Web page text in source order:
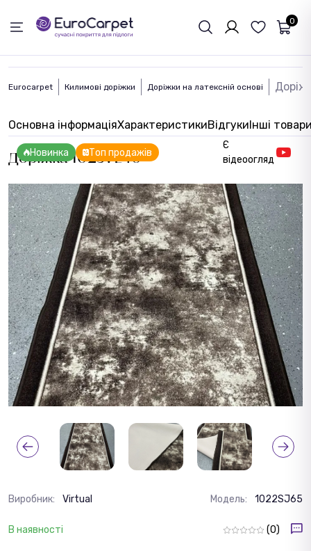
0
Eurocarpet Килимові доріжки Доріжки на латексній основі
Основна інформаціяХарактеристикиВідгукиІнші
Доріжка 1023VL40
Новинка Топ продажів
Є
відеоогляд
Виробник: Virtual Модель: 1022SJ65
В наявності (0)
ЗВОРОТНІЙ ЗВЯЗОК